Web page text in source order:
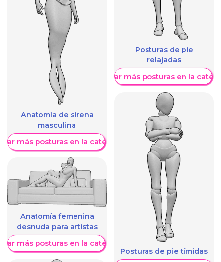
Anatomía de sirena
masculina
más posturas en la categoría
Anatomía femenina
desnuda para artistas
más posturas en la categoría
Posturas de pie
relajadas
Mostrar más posturas en la
Posturas de pie tímidas